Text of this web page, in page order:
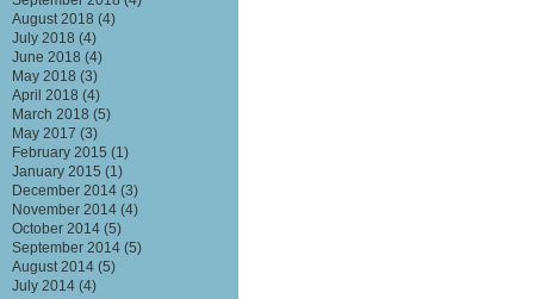
August 2018 (4)
July 2018 (4)
June 2018 (4)
May 2018 (3)
April 2018 (4)
March 2018 (5)
May 2017 (3)
February 2015 (1)
January 2015 (1)
December 2014 (3)
November 2014 (4)
October 2014 (5)
September 2014 (5)
August 2014 (5)
July 2014 (4)